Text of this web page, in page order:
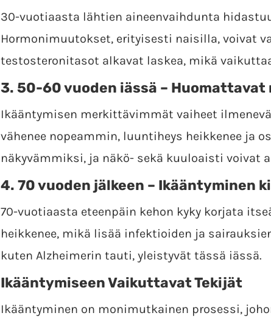
30-vuotiaasta lähtien aineenvaihdunta
Hormonimuutokset, erityisesti naisilla, voivat
testosteronitasot alkavat laskea, mikä
3. 50-60 vuoden iässä –
Ikääntymisen merkittävimmät vaiheet
vähenee nopeammin, luuntiheys heikkenee ja
näkyvämmiksi, ja näkö- sekä kuuloaisti voivat
4. 70 vuoden jälkeen – Ikääntyminen
70-vuotiaasta eteenpäin kehon kyky korjata
heikkenee, mikä lisää infektioiden ja
kuten Alzheimerin tauti, yleistyvät tässä iässä.
Ikääntymiseen Vaikuttavat Tekijät
Ikääntyminen on monimutkainen prosessi,